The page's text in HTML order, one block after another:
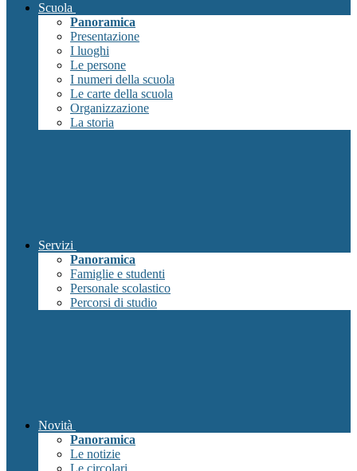
Scuola
Panoramica
Presentazione
I luoghi
Le persone
I numeri della scuola
Le carte della scuola
Organizzazione
La storia
Servizi
Panoramica
Famiglie e studenti
Personale scolastico
Percorsi di studio
Novità
Panoramica
Le notizie